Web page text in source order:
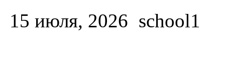
15 июля, 2026 school1